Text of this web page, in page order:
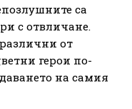
са
с отвличане.
от
герои по-
на самия